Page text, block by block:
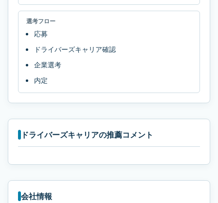
選考フロー
応募
ドライバーズキャリア確認
企業選考
内定
ドライバーズキャリアの推薦コメント
会社情報